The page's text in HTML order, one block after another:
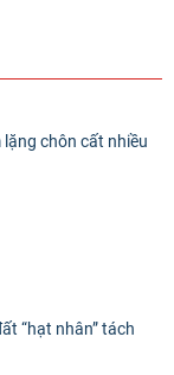
chôn cất nhiều
“hạt nhân” tách